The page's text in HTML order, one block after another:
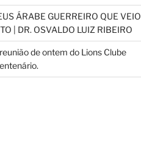
ÁRABE GUERREIRO QUE VEIO
| DR. OSVALDO LUIZ RIBEIRO
de ontem do Lions Clube